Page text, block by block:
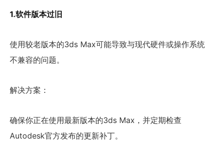
1.软件版本过旧
使用较老版本的3ds Max可能导致与现代硬件或操作系统
不兼容的问题。
解决方案：
确保你正在使用最新版本的3ds Max，并定期检查
Autodesk官方发布的更新补丁。